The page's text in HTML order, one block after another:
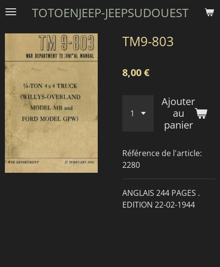
Passer
contenu
TOTOENJEEP-JEEPSUDOUEST
TM9-803
8,00 €
Ajouter
au
panier
Référence de l'article:
2280
ANGLAIS 244 PAGES .
EDITION 22-02-1944